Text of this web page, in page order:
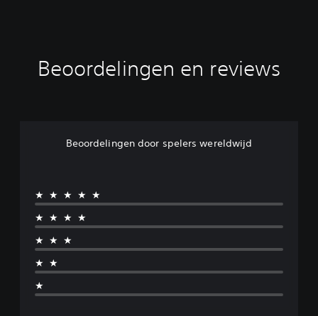
Beoordelingen en reviews
Beoordelingen door spelers wereldwijd
★★★★★
★★★★
★★★
★★
★